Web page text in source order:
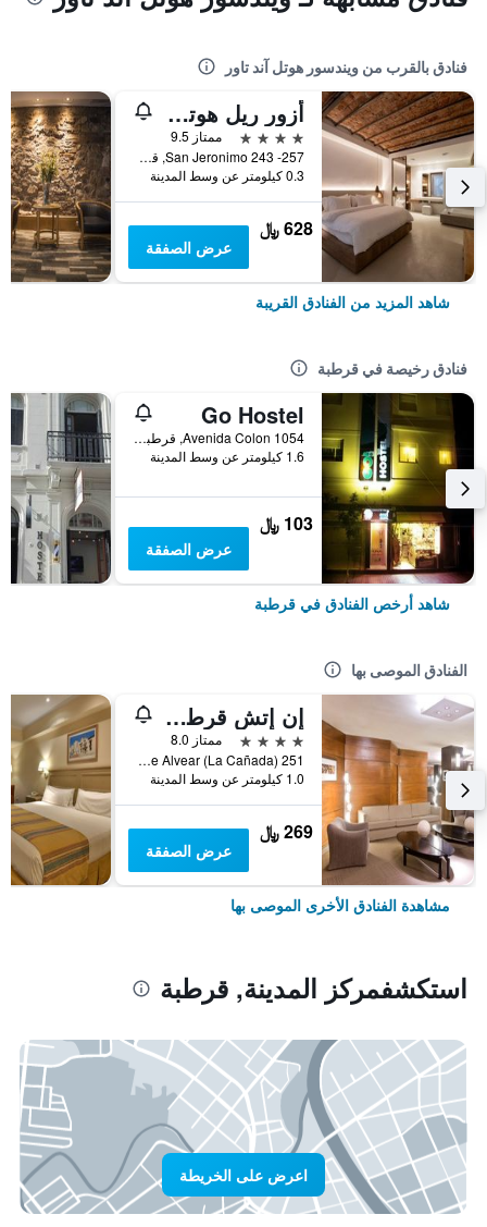
فنادق بالقرب من ويندسور هوتل آند تاور
أزور ريل هوتل بوتيك آند سبا
4 نجوم
ممتاز 9.5
San Jeronimo 243 -257, قرطبة, محافظة كوردوبا, الأرجنتين
0.3 كيلومتر عن وسط المدينة
628 ﷼
عرض الصفقة
شاهد المزيد من الفنادق القريبة
فنادق رخيصة في قرطبة
Go Hostel
Avenida Colon 1054, قرطبة, محافظة كوردوبا, الأرجنتين
1.6 كيلومتر عن وسط المدينة
103 ﷼
عرض الصفقة
شاهد أرخص الفنادق في قرطبة
الفنادق الموصى بها
إن إتش قرطبة بانوراما
4 نجوم
ممتاز 8.0
Marcelo T. de Alvear (La Cañada) 251, قرطبة, محافظة كوردوبا, الأرجنتين
1.0 كيلومتر عن وسط المدينة
269 ﷼
عرض الصفقة
مشاهدة الفنادق الأخرى الموصى بها
استكشفمركز المدينة, قرطبة
اعرض على الخريطة